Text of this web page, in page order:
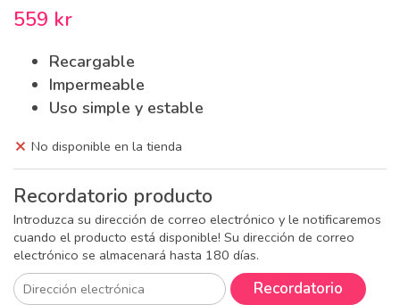
559 kr
Recargable
Impermeable
Uso simple y estable
No disponible en la tienda
Recordatorio producto
Introduzca su dirección de correo electrónico y le notificaremos
cuando el producto está disponible! Su dirección de correo
electrónico se almacenará hasta 180 días.
Recordatorio